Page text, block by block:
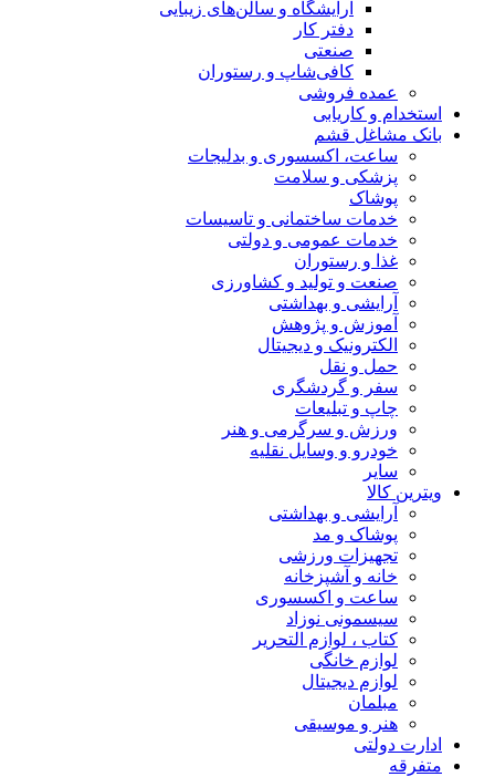
آرایشگاه و سالن‌های زیبایی
دفتر کار
صنعتی
کافی‌شاپ و رستوران
عمده فروشی
استخدام و کاریابی
بانک مشاغل قشم
ساعت، اکسسوری و بدلیجات
پزشکی و سلامت
پوشاک
خدمات ساختمانی و تاسیسات
خدمات عمومی و دولتی
غذا و رستوران
صنعت و تولید و کشاورزی
آرایشی و بهداشتی
آموزش و پژوهش
الکترونیک و دیجیتال
حمل و نقل
سفر و گردشگری
چاپ و تبلیعات
ورزش و سرگرمی و هنر
خودرو و وسایل نقلیه
سایر
ویترین کالا
آرایشی و بهداشتی
پوشاک و مد
تجهیزات ورزشی
خانه و آشپزخانه
ساعت و اکسسوری
سیسمونی نوزاد
کتاب ، لوازم التحریر
لوازم خانگی
لوازم دیجیتال
مبلمان
هنر و موسیقی
ادارت دولتی
متفرقه